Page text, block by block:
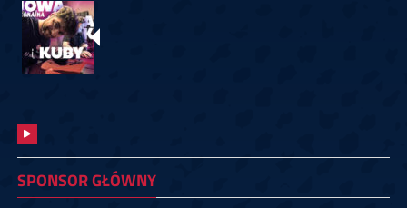
SPONSOR GŁÓWNY